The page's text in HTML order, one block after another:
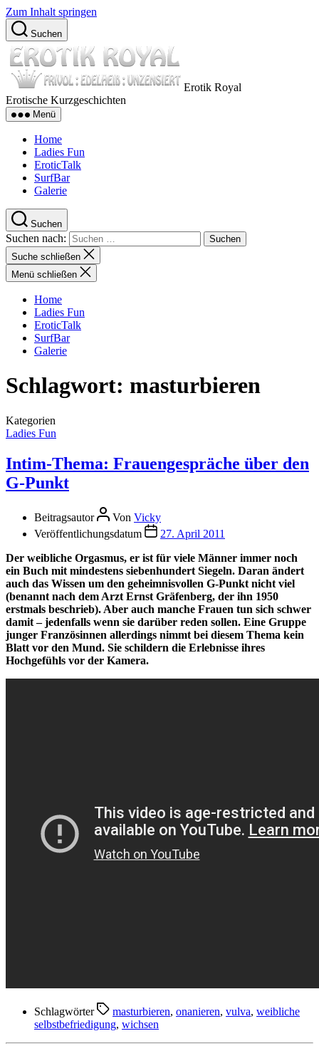
Zum Inhalt springen
Suchen
Erotik Royal
Erotische Kurzgeschichten
Menü
Home
Ladies Fun
EroticTalk
SurfBar
Galerie
Suchen
Suchen nach:
Suche schließen
Menü schließen
Home
Ladies Fun
EroticTalk
SurfBar
Galerie
Schlagwort: masturbieren
Kategorien
Ladies Fun
Intim-Thema: Frauengespräche über den
G-Punkt
Beitragsautor Von Vicky
Veröffentlichungsdatum
27. April 2011
Der weibliche Orgasmus, er ist für viele Männer immer noch
ein Buch mit mindestens siebenhundert Siegeln. Daran ändert
auch das Wissen um den geheimnisvollen G-Punkt nicht viel
(benannt nach dem Arzt Ernst Gräfenberg, der ihn 1950
erstmals beschrieb). Aber auch manche Frauen tun sich schwer
damit – jedenfalls wenn sie darüber reden sollen. Eine Gruppe
junger Französinnen allerdings nimmt bei diesem Thema kein
Blatt vor den Mund. Sie schildern die Erlebnisse ihres
Hochgefühls vor der Kamera.
Schlagwörter masturbieren, onanieren, vulva, weibliche
selbstbefriedigung, wichsen